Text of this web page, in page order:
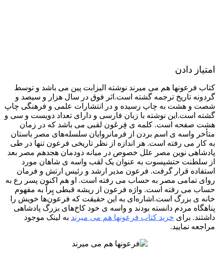
امتیاز دادن
کتاب فرعونها هم می میرند نوشته الیزابت پین می باشد و توسط
گردونه تاریخ ترجمه گشته است.اثر فوق در سال هزار و سیصد و
شصت و هشت به چاپ رسیده و در انتشارات علمی و فرهنگی چاپ
گشته است.این نوشته با زبان فارسی و دارای تعداد دویست و سی و
هشت صفحه است. کلمه ی فِرعَون لقبی می باشد که در زمان
متأخر واسه ی اسم بردن از فرمانروایان سلسله‌های مصر باستان
به کار می رفته است. هر اندازه از نظر تاریخی فرعون تنها در طی
پادشاهی نوین مصر علل خصوص در میانه دودمان هجدهم مصر بعد
از سلطنت حتشپسوت به عنوان یک لقب واسه ی شاهان مورد
استفاده قرار گرفت. فرعون مدیر ارشد و رئیس ارتش و فرمان
روای تمامی مصر به حساب می رفته است. او هم اکنون پسر رع به
حساب می رفته است. واژه فرعون از ریشه قبطی پِرآ به مفهوم
خانه ی بزرگ است.اشاره‌ای به این حقیقت که فرعون‌ها خویش را
پناهگاه مردم دانسته بودند و واسه ی خود کاخ‌های بزرگ پادشاهی
داشتند. برای خرید کتاب فرعونها هم می میرند به لینک موجود
مراجعه نمایید.